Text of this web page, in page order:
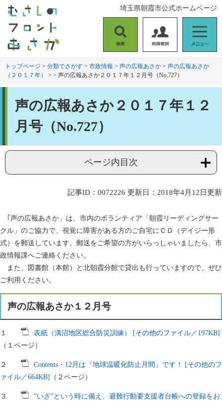
。
て
索
用
者
別
ニ
ュ
埼玉県朝霞市公式ホームページ
トップページ > 分類でさがす > 市政情報 > 声の広報あさか > 声の広報あさか
（２０１７年）
> > 声の広報あさか２０１７年１２月号（No.727）
声の広報あさか２０１７年１２
月号（No.727）
ページ内目次
記事ID：0072226 更新日：2018年4月12日更新
｢声の広報あさか」は、市内のボランティア「朝霞リーディングサー
クル」のご協力で、視覚に障害がある方のご自宅にＣＤ（デイジー形
式）を郵送しています。郵送をご希望の方がいらっしゃいましたら、市
政情報課へご連絡ください。
また、図書館（本館）と北朝霞分館で貸出も行っていますので、ぜひ
ご利用ください。
声の広報あさか１２月号
１
表紙（溝沼地区総合防災訓練） [その他のファイル／197KB]
（１ページ）
２
Contents・12月は『地球温暖化防止月間』です！ [その他のフ
ァイル／664KB]
（２ページ）
３
”いざ”という時に備え、避難行動要支援者台帳への登録をお